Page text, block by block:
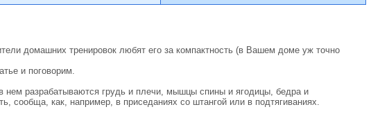
домашних тренировок любят его за компактность (в Вашем доме уж точно
и поговорим.
нем разрабатываются грудь и плечи, мышцы спины и ягодицы, бедра и
сообща, как, например, в приседаниях со штангой или в подтягиваниях.